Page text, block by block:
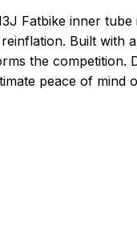
Fatbike inner tube
Built with a
the competition.
peace of mind